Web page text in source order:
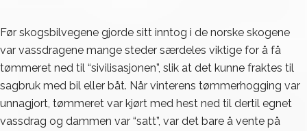
Før skogsbilvegene gjorde sitt inntog i de norske skogene
var vassdragene mange steder særdeles viktige for å få
tømmeret ned til “sivilisasjonen”, slik at det kunne fraktes til
sagbruk med bil eller båt. Når vinterens tømmerhogging var
unnagjort, tømmeret var kjørt med hest ned til dertil egnet
vassdrag og dammen var “satt”, var det bare å vente på